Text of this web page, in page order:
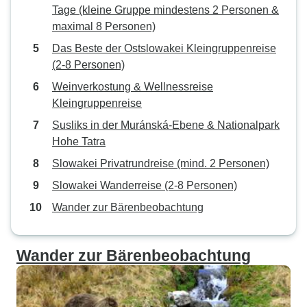
Tage (kleine Gruppe mindestens 2 Personen &
maximal 8 Personen)
Das Beste der Ostslowakei Kleingruppenreise
(2-8 Personen)
Weinverkostung & Wellnessreise
Kleingruppenreise
Susliks in der Muránská-Ebene & Nationalpark
Hohe Tatra
Slowakei Privatrundreise (mind. 2 Personen)
Slowakei Wanderreise (2-8 Personen)
Wander zur Bärenbeobachtung
Wander zur Bärenbeobachtung